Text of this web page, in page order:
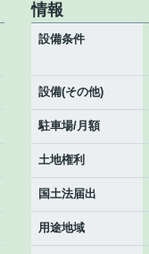
情報
設備条件
設備(その他)
駐車場/月額
土地権利
国土法届出
用途地域